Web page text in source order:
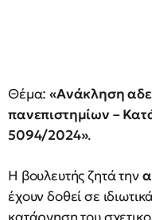
Θέμα:«Ανάκληση
πανεπιστημίων –
5094/2024».
Η βουλευτής ζητά την
έχουν δοθεί σε